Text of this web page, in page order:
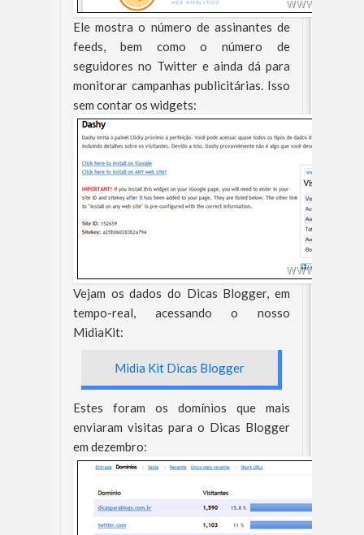
Ele mostra o número de assinantes de
feeds, bem como o número de
seguidores no Twitter e ainda dá para
monitorar campanhas publicitárias. Isso
sem contar os widgets:
Vejam os dados do Dicas Blogger, em
tempo-real, acessando o nosso
MidiaKit:
Midia Kit Dicas Blogger
Estes foram os domínios que mais
enviaram visitas para o Dicas Blogger
em dezembro: